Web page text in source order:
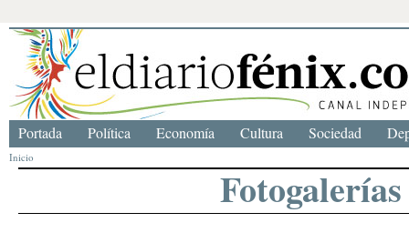
Inicio
Fotogalerías
Portada Política Economía Cultura Sociedad